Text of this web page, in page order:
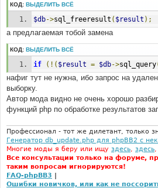
е
е
КОД: ВЫДЕЛИТЬ ВСЁ
$db->sql_freeresult ( $result );
а предлагаемая тобой замена
КОД: ВЫДЕЛИТЬ ВСЁ
if (!( $result = $db->sql_query
нафиг тут не нужна, ибо запрос на
выборку.
Автор мода видно не очень хорошо
функций php по обработке результатов
Профессионал - тот же дилетант, только
Генератор db_update.php для phpBB2 с
Многие моды я беру или ищу здесь, здесь,
Все консультации только на форуме,
таким вопросам игнорируются!
FAQ-phpBB3 |
Ошибки новичков, или как не